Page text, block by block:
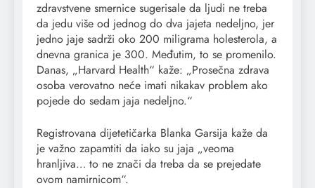
zdravstvene smernice sugerisale da ljudi ne treba
da jedu više od jednog do dva jajeta nedeljno, jer
jedno jaje sadrži oko 200 miligrama holesterola, a
dnevna granica je 300. Međutim, to se promenilo.
Danas, „Harvard Health“ kaže: „Prosečna zdrava
osoba verovatno neće imati nikakav problem ako
pojede do sedam jaja nedeljno.“
Registrovana dijetetičarka Blanka Garsija kaže da
je važno zapamtiti da iako su jaja „veoma
hranljiva… to ne znači da treba da se prejedate
ovom namirnicom“.